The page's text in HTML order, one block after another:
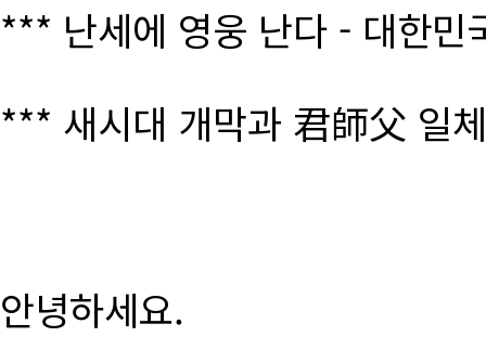
*** 난세에 영웅 난다 - 대한
*** 새시대 개막과 君師父 일
안녕하세요.